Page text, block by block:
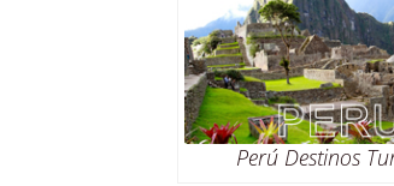
Perú Destinos